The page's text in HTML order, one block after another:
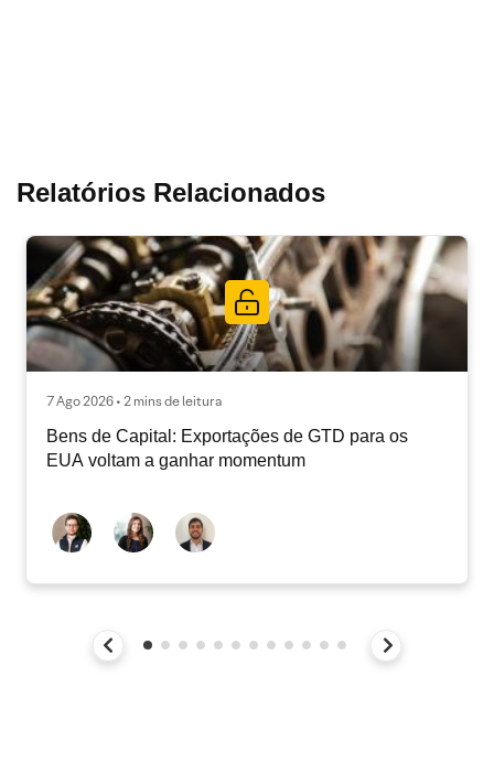
Relatórios Relacionados
7 Ago 2026 • 2 mins de leitura
Bens de Capital: Exportações de GTD para os
EUA voltam a ganhar momentum